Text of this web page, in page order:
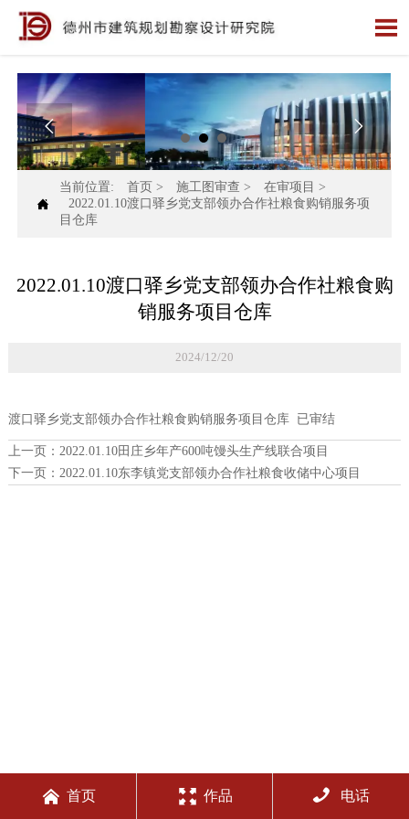

 

当前位置: 首页 > 施工图审查 > 在审项目 >
2022.01.10渡口驿乡党支部领办合作社粮食购销服务项
目仓库
2022.01.10渡口驿乡党支部领办合作社粮食购
销服务项目仓库
2024/12/20
渡口驿乡党支部领办合作社粮食购销服务项目仓库 已审结
上一页： 2022.01.10田庄乡年产600吨馒头生产线联合项目
下一页： 2022.01.10东李镇党支部领办合作社粮食收储中心项目
 首页  作品  电话